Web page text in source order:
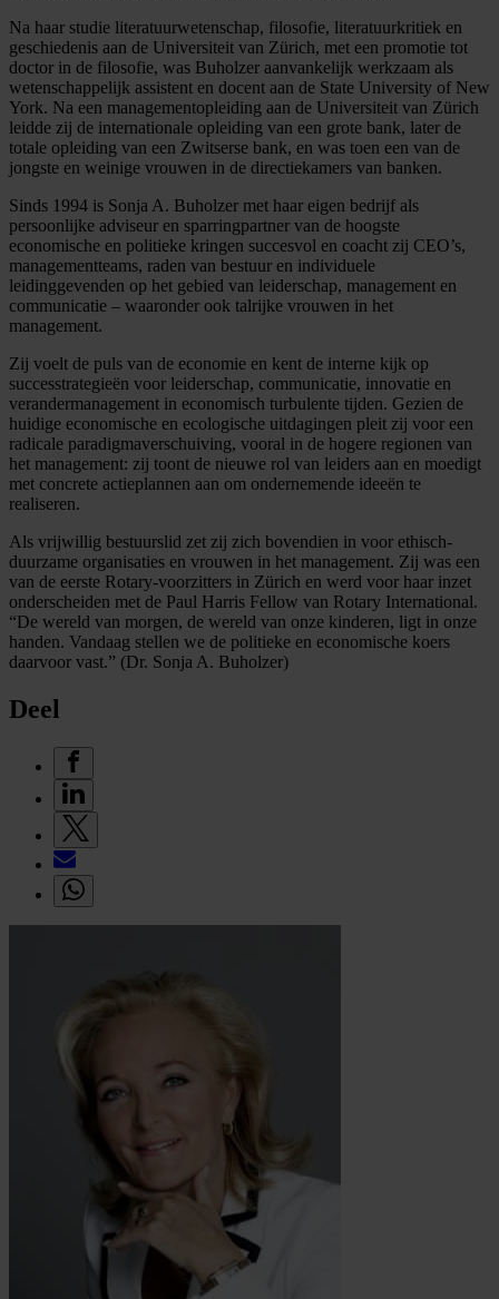
Na haar studie literatuurwetenschap, filosofie, literatuurkritiek en
geschiedenis aan de Universiteit van Zürich, met een promotie tot
doctor in de filosofie, was Buholzer aanvankelijk werkzaam als
wetenschappelijk assistent en docent aan de State University of New
York. Na een managementopleiding aan de Universiteit van Zürich
leidde zij de internationale opleiding van een grote bank, later de
totale opleiding van een Zwitserse bank, en was toen een van de
jongste en weinige vrouwen in de directiekamers van banken.
Sinds 1994 is Sonja A. Buholzer met haar eigen bedrijf als
persoonlijke adviseur en sparringpartner van de hoogste
economische en politieke kringen succesvol en coacht zij CEO’s,
managementteams, raden van bestuur en individuele
leidinggevenden op het gebied van leiderschap, management en
communicatie – waaronder ook talrijke vrouwen in het
management.
Zij voelt de puls van de economie en kent de interne kijk op
successtrategieën voor leiderschap, communicatie, innovatie en
verandermanagement in economisch turbulente tijden. Gezien de
huidige economische en ecologische uitdagingen pleit zij voor een
radicale paradigmaverschuiving, vooral in de hogere regionen van
het management: zij toont de nieuwe rol van leiders aan en moedigt
met concrete actieplannen aan om ondernemende ideeën te
realiseren.
Als vrijwillig bestuurslid zet zij zich bovendien in voor ethisch-
duurzame organisaties en vrouwen in het management. Zij was een
van de eerste Rotary-voorzitters in Zürich en werd voor haar inzet
onderscheiden met de Paul Harris Fellow van Rotary International.
“De wereld van morgen, de wereld van onze kinderen, ligt in onze
handen. Vandaag stellen we de politieke en economische koers
daarvoor vast.” (Dr. Sonja A. Buholzer)
Deel